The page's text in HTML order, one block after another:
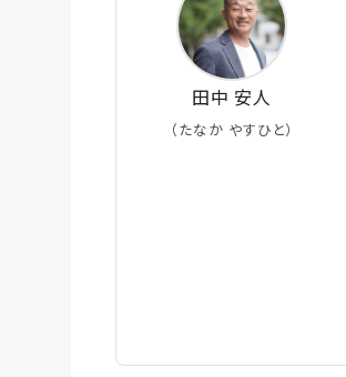
田中 安人
（たなか やすひと）